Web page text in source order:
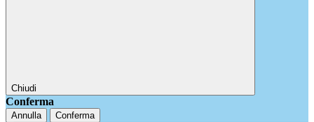
Chiudi
Conferma
Annulla Conferma